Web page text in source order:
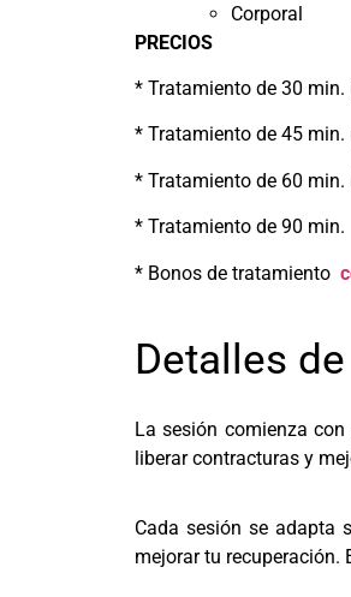
Corporal
PRECIOS
* Tratamiento de 30
* Tratamiento de 45
* Tratamiento de 60
* Tratamiento de 90
* Bonos de tratamiento
Detalles
La sesión comienza
liberar contracturas y
Cada sesión se adapta
mejorar tu recuperación.